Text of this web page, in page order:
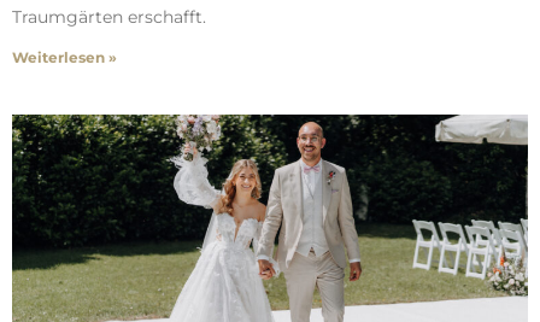
Traumgärten erschafft.
Weiterlesen »